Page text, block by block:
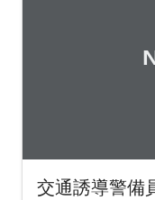
交通誘導警備